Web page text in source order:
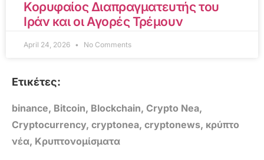
Κορυφαίος Διαπραγματευτής του
Ιράν και οι Αγορές Τρέμουν
April 24, 2026 No Comments
Ετικέτες:
binance, Bitcoin, Blockchain, Crypto Nea,
Cryptocurrency, cryptonea, cryptonews, κρύπτο
νέα, Κρυπτονομίσματα